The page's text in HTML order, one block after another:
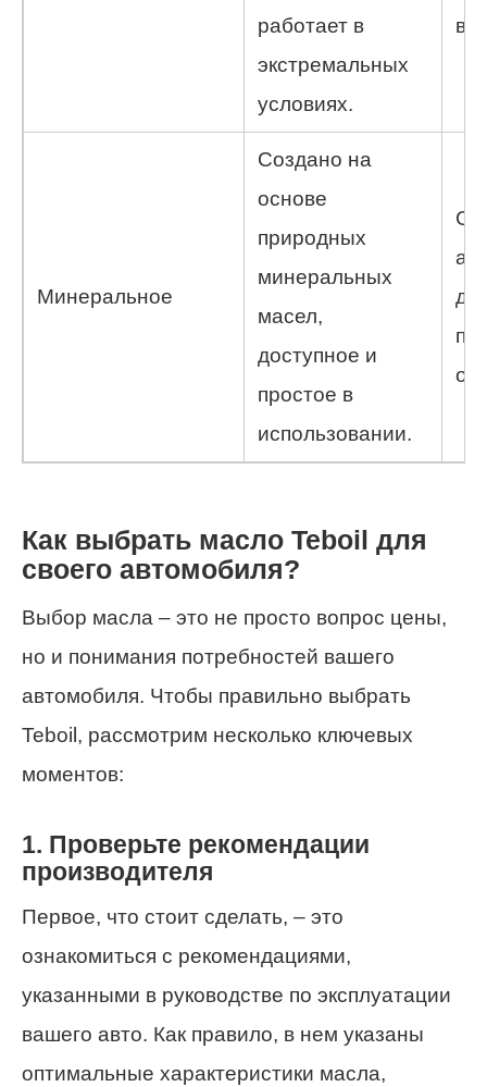
работает в
экстремальных
условиях.
Минеральное
Создано на
основе
природных
минеральных
масел,
доступное и
простое в
использовании.
Как выбрать масло Teboil для
своего автомобиля?
Выбор масла – это не просто вопрос цены,
но и понимания потребностей вашего
автомобиля. Чтобы правильно выбрать
Teboil, рассмотрим несколько ключевых
моментов:
1. Проверьте рекомендации
производителя
Первое, что стоит сделать, – это
ознакомиться с рекомендациями,
указанными в руководстве по эксплуатации
вашего авто. Как правило, в нем указаны
оптимальные характеристики масла,